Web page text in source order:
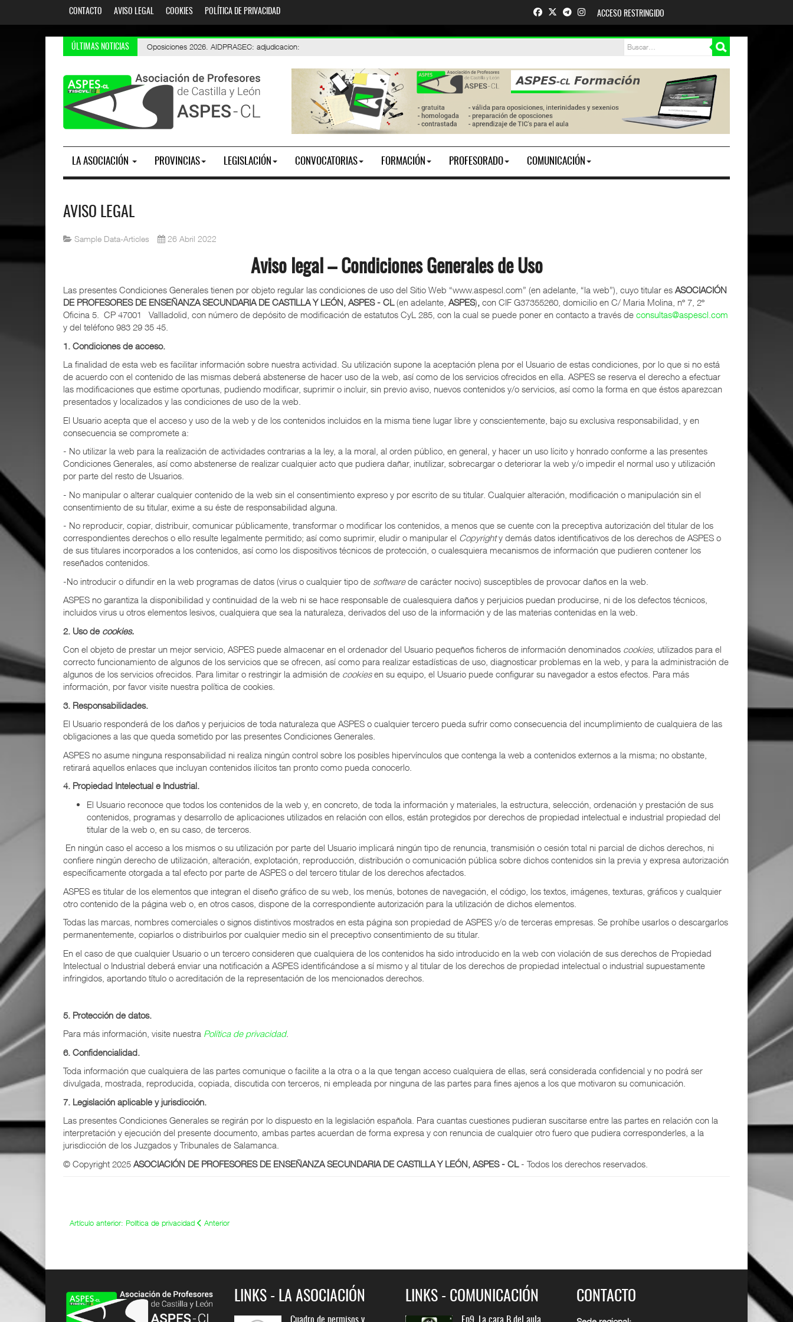
CONTACTO AVISO LEGAL COOKIES POLÍTICA DE PRIVACIDAD ACCESO RESTRINGIDO
ÚLTIMAS NOTICIAS Oposiciones 2026. AIDPRASEC: adjudicacion
Interinos PES y otros cuerpos: Curso 2026 / 2027. AIVI: petición de vacantes
LA ASOCIACIÓN PROVINCIAS LEGISLACIÓN CONVOCATORIAS FORMACIÓN PROFESORADO COMUNICACIÓN
AVISO LEGAL
Sample Data-Articles 26 Abril 2022
Aviso legal – Condiciones Generales de Uso
Las presentes Condiciones Generales tienen por objeto regular las condiciones de uso del Sitio Web “www.aspescl.com” (en adelante, “la web”), cuyo titular es ASOCIACIÓN
DE PROFESORES DE ENSEÑANZA SECUNDARIA DE CASTILLA Y LEÓN, ASPES - CL(en adelante, ASPES), con CIF G37355260, domicilio en C/ Maria Molina, nº 7, 2º
Oficina 5. CP 47001 Vallladolid, con número de depósito de modificación de estatutos CyL 285, con la cual se puede poner en contacto a través de consultas@aspescl.com
y del teléfono 983 29 35 45.
1. Condiciones de acceso.
La finalidad de esta web es facilitar información sobre nuestra actividad. Su utilización supone la aceptación plena por el Usuario de estas condiciones, por lo que si no está
de acuerdo con el contenido de las mismas deberá abstenerse de hacer uso de la web, así como de los servicios ofrecidos en ella. ASPES se reserva el derecho a efectuar
las modificaciones que estime oportunas, pudiendo modificar, suprimir o incluir, sin previo aviso, nuevos contenidos y/o servicios, así como la forma en que éstos aparezcan
presentados y localizados y las condiciones de uso de la web.
El Usuario acepta que el acceso y uso de la web y de los contenidos incluidos en la misma tiene lugar libre y conscientemente, bajo su exclusiva responsabilidad, y en
consecuencia se compromete a:
- No utilizar la web para la realización de actividades contrarias a la ley, a la moral, al orden público, en general, y hacer un uso lícito y honrado conforme a las presentes
Condiciones Generales, así como abstenerse de realizar cualquier acto que pudiera dañar, inutilizar, sobrecargar o deteriorar la web y/o impedir el normal uso y utilización
por parte del resto de Usuarios.
- No manipular o alterar cualquier contenido de la web sin el consentimiento expreso y por escrito de su titular. Cualquier alteración, modificación o manipulación sin el
consentimiento de su titular, exime a su éste de responsabilidad alguna.
- No reproducir, copiar, distribuir, comunicar públicamente, transformar o modificar los contenidos, a menos que se cuente con la preceptiva autorización del titular de los
correspondientes derechos o ello resulte legalmente permitido; así como suprimir, eludir o manipular el Copyrighty demás datos identificativos de los derechos de ASPES o
de sus titulares incorporados a los contenidos, así como los dispositivos técnicos de protección, o cualesquiera mecanismos de información que pudieren contener los
reseñados contenidos.
-No introducir o difundir en la web programas de datos (virus o cualquier tipo de softwarede carácter nocivo) susceptibles de provocar daños en la web.
ASPES no garantiza la disponibilidad y continuidad de la web ni se hace responsable de cualesquiera daños y perjuicios puedan producirse, ni de los defectos técnicos,
incluidos virus u otros elementos lesivos, cualquiera que sea la naturaleza, derivados del uso de la información y de las materias contenidas en la web.
2. Uso de cookies.
Con el objeto de prestar un mejor servicio, ASPES puede almacenar en el ordenador del Usuario pequeños ficheros de información denominados cookies, utilizados para el
correcto funcionamiento de algunos de los servicios que se ofrecen, así como para realizar estadísticas de uso, diagnosticar problemas en la web, y para la administración de
algunos de los servicios ofrecidos. Para limitar o restringir la admisión de cookiesen su equipo, el Usuario puede configurar su navegador a estos efectos. Para más
información, por favor visite nuestra política de cookies.
3. Responsabilidades.
El Usuario responderá de los daños y perjuicios de toda naturaleza que ASPES o cualquier tercero pueda sufrir como consecuencia del incumplimiento de cualquiera de las
obligaciones a las que queda sometido por las presentes Condiciones Generales.
ASPES no asume ninguna responsabilidad ni realiza ningún control sobre los posibles hipervínculos que contenga la web a contenidos externos a la misma; no obstante,
retirará aquellos enlaces que incluyan contenidos ilícitos tan pronto como pueda conocerlo.
4. Propiedad Intelectual e Industrial.
El Usuario reconoce que todos los contenidos de la web y, en concreto, de toda la información y materiales, la estructura, selección, ordenación y prestación de sus
contenidos, programas y desarrollo de aplicaciones utilizados en relación con ellos, están protegidos por derechos de propiedad intelectual e industrial propiedad del
titular de la web o, en su caso, de terceros.
En ningún caso el acceso a los mismos o su utilización por parte del Usuario implicará ningún tipo de renuncia, transmisión o cesión total ni parcial de dichos derechos, ni
confiere ningún derecho de utilización, alteración, explotación, reproducción, distribución o comunicación pública sobre dichos contenidos sin la previa y expresa autorización
específicamente otorgada a tal efecto por parte de ASPES o del tercero titular de los derechos afectados.
ASPES es titular de los elementos que integran el diseño gráfico de su web, los menús, botones de navegación, el código, los textos, imágenes, texturas, gráficos y cualquier
otro contenido de la página web o, en otros casos, dispone de la correspondiente autorización para la utilización de dichos elementos.
Todas las marcas, nombres comerciales o signos distintivos mostrados en esta página son propiedad de ASPES y/o de terceras empresas. Se prohíbe usarlos o descargarlos
permanentemente, copiarlos o distribuirlos por cualquier medio sin el preceptivo consentimiento de su titular.
En el caso de que cualquier Usuario o un tercero consideren que cualquiera de los contenidos ha sido introducido en la web con violación de sus derechos de Propiedad
Intelectual o Industrial deberá enviar una notificación a ASPES identificándose a sí mismo y al titular de los derechos de propiedad intelectual o industrial supuestamente
infringidos, aportando título o acreditación de la representación de los mencionados derechos.
5. Protección de datos.
Para más información, visite nuestra Política de privacidad.
6. Confidencialidad.
Toda información que cualquiera de las partes comunique o facilite a la otra o a la que tengan acceso cualquiera de ellas, será considerada confidencial y no podrá ser
divulgada, mostrada, reproducida, copiada, discutida con terceros, ni empleada por ninguna de las partes para fines ajenos a los que motivaron su comunicación.
7. Legislación aplicable y jurisdicción.
Las presentes Condiciones Generales se regirán por lo dispuesto en la legislación española. Para cuantas cuestiones pudieran suscitarse entre las partes en relación con la
interpretación y ejecución del presente documento, ambas partes acuerdan de forma expresa y con renuncia de cualquier otro fuero que pudiera corresponderles, a la
jurisdicción de los Juzgados y Tribunales de Salamanca.
© Copyright 2025 ASOCIACIÓN DE PROFESORES DE ENSEÑANZA SECUNDARIA DE CASTILLA Y LEÓN, ASPES - CL - Todos los derechos reservados.
Artículo anterior: Política de privacidad Anterior
LINKS - LA ASOCIACIÓN LINKS - COMUNICACIÓN CONTACTO